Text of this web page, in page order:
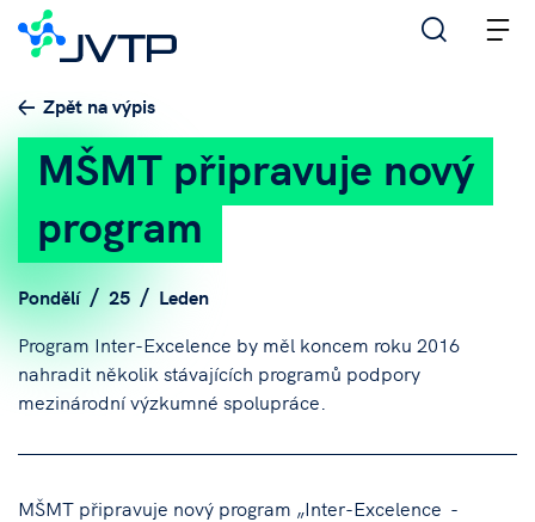
Zpět na výpis
MŠMT připravuje nový
program
Pondělí 25
Leden
Program Inter-Excelence by měl koncem roku 2016
nahradit několik stávajících programů podpory
mezinárodní výzkumné spolupráce.
MŠMT připravuje nový program „Inter-Excelence -